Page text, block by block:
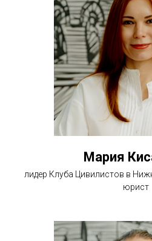
Мария
лидер Клуба Цивилистов в
юрист